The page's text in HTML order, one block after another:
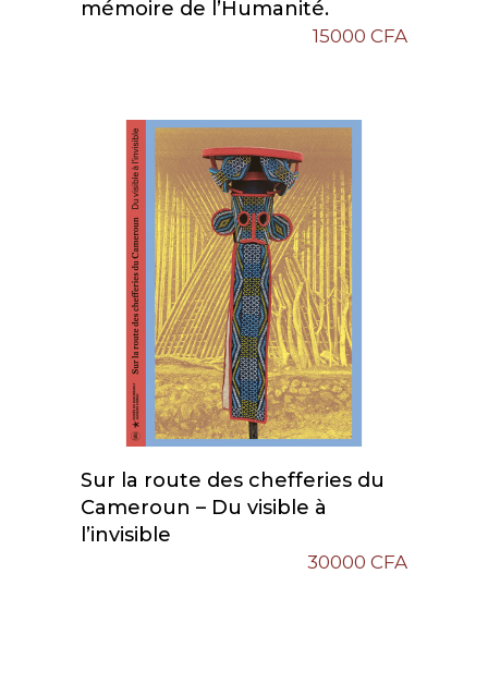
mémoire de l’Humanité.
15000 CFA
Add To Cart
Sur la route des chefferies du
Cameroun – Du visible à
l’invisible
30000 CFA